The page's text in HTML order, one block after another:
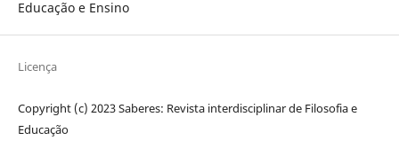
Educação e Ensino
Licença
Copyright (c) 2023 Saberes: Revista interdisciplinar de Filosofia e
Educação